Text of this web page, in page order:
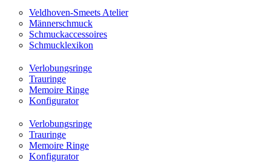
Veldhoven-Smeets Atelier
Männerschmuck
Schmuckaccessoires
Schmucklexikon
Verlobungsringe
Trauringe
Memoire Ringe
Konfigurator
Verlobungsringe
Trauringe
Memoire Ringe
Konfigurator